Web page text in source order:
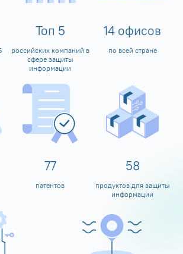
Топ 5
российских компаний в
сфере защиты
информации
14 офисов
по всей стране
80
патентов
60
продуктов для защиты
информации